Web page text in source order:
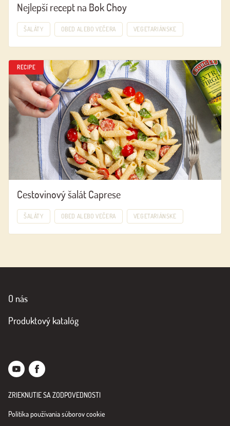
Nejlepší recept na Bok Choy
ŠALÁTY OBED ALEBO VEČERA VEGETARIÁNSKE
RECIPE
Cestovinový šalát Caprese
ŠALÁTY OBED ALEBO VEČERA VEGETARIÁNSKE
O nás
Produktový katalóg
ZRIEKNUTIE SA ZODPOVEDNOSTI
Politika používania súborov cookie